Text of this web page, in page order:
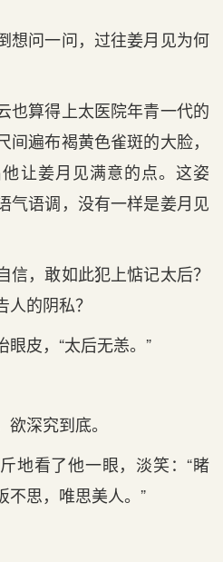
想问一问，过往姜月见为何
也算得上太医院年青一代的
遍布褐黄色雀斑的大脸，
让姜月见满意的点。这姿
气语调，没有一样是姜月见
信，敢如此犯上惦记太后？
的阴私？
皮，“太后无恙。”
深究到底。
地看了他一眼，淡笑：“睹
不思，唯思美人。”